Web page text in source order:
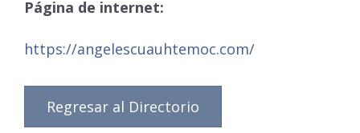
Página de internet:
https://angelescuauhtemoc.com/
Regresar al Directorio